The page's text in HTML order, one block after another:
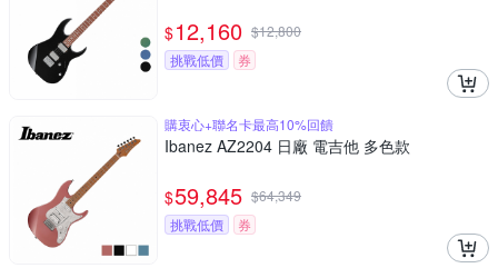
$12,160 $12,800
挑戰低價
券
購衷心+聯名卡最高10%回饋
Ibanez AZ2204 日廠 電吉他 多色款
$59,845 $64,349
挑戰低價
券